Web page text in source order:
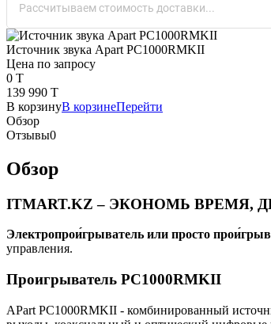
Рассчитываем стоимость доставки...
Источник звука Apart PC1000RMKII
Цена по запросу
0 T
139 990 T
В корзинуВ корзинеПерейти
Обзор
Отзывы0
Обзор
ITMART.KZ – ЭКОНОМЬ ВРЕМЯ,
Электропрои́грыватель или просто
управления.
Проигрыватель PC1000RMKII
APart PC1000RMKII - комбинированный